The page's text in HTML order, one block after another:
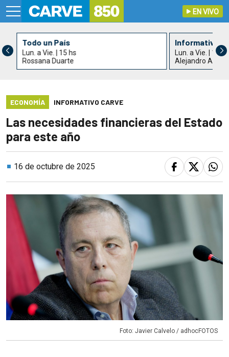
EN VIVO
Todo un País
Lun. a Vie. | 15 hs
Rossana Duarte
Informativo
Lun. a Vie. | 17 hs
Alejandro Acle
ECONOMÍA INFORMATIVO CARVE
Las necesidades financieras del Estado
para este año
16 de octubre de 2025
Foto: Javier Calvelo / adhocFOTOS